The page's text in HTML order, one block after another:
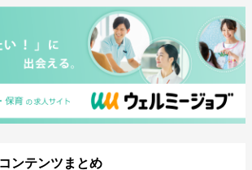
ンテンツまとめ